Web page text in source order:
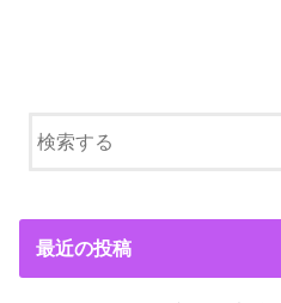
最近の投稿